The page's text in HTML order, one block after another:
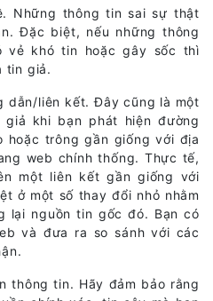
Những thông tin sai sự thật
Đặc biệt, nếu những thông
vẻ khó tin hoặc gây sốc thì
tin giả.
dẫn/liên kết. Đây cũng là một
khi bạn phát hiện đường
hoặc trông gần giống với địa
web chính thống. Thực tế,
một liên kết gần giống với
ở một số thay đổi nhỏ nhằm
lại nguồn tin gốc đó. Bạn có
và đưa ra so sánh với các
thông tin. Hãy đảm bảo rằng